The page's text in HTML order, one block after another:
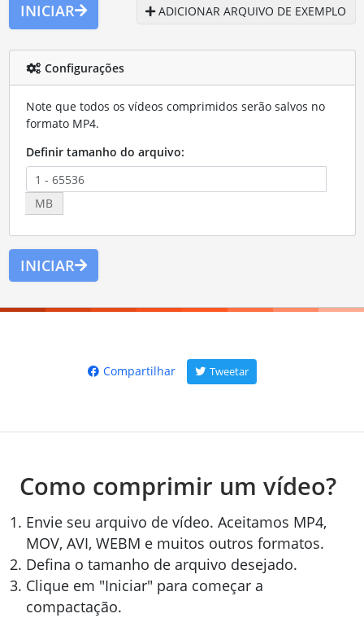
INICIAR ADICIONAR ARQUIVO DE EXEMPLO
Configurações
Note que todos os vídeos comprimidos serão salvos no
formato MP4.
Definir tamanho do arquivo:
MB
INICIAR
Compartilhar Tweetar
Como comprimir um vídeo?
Envie seu arquivo de vídeo. Aceitamos MP4,
MOV, AVI, WEBM e muitos outros formatos.
Defina o tamanho de arquivo desejado.
Clique em "Iniciar" para começar a
compactação.